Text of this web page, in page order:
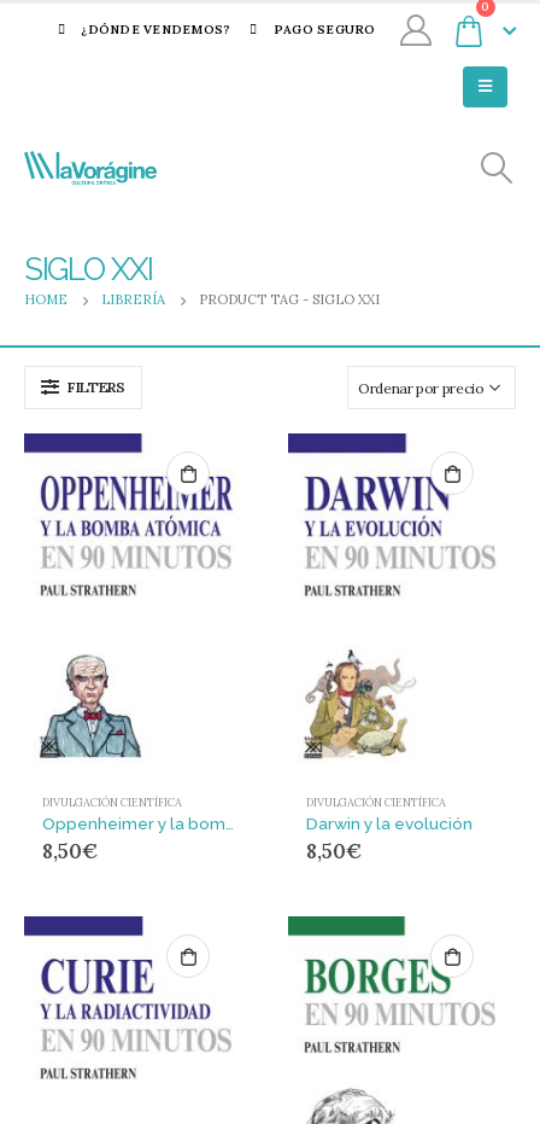
¿DÓNDE VENDEMOS? PAGO SEGURO
0
SIGLO XXI
HOME LIBRERÍA PRODUCT TAG - SIGLO XXI
FILTERS
DIVULGACIÓN CIENTÍFICA
8,50€
DIVULGACIÓN CIENTÍFICA
Darwin y la evolución
8,50€